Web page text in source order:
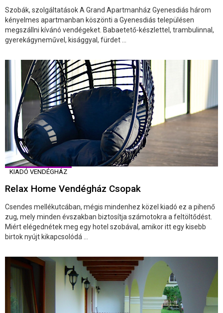
Szobák, szolgáltatások A Grand Apartmanház Gyenesdiás három
kényelmes apartmanban köszönti a Gyenesdiás településen
megszállni kívánó vendégeket. Babaetető-készlettel, trambulinnal,
gyerekágyneművel, kisággyal, fürdet ...
KIADÓ VENDÉGHÁZ
Relax Home Vendégház Csopak
Csendes mellékutcában, mégis mindenhez közel kiadó ez a pihenő
zug, mely minden évszakban biztosítja számotokra a feltöltődést.
Miért elégednétek meg egy hotel szobával, amikor itt egy kisebb
birtok nyújt kikapcsolódá ...